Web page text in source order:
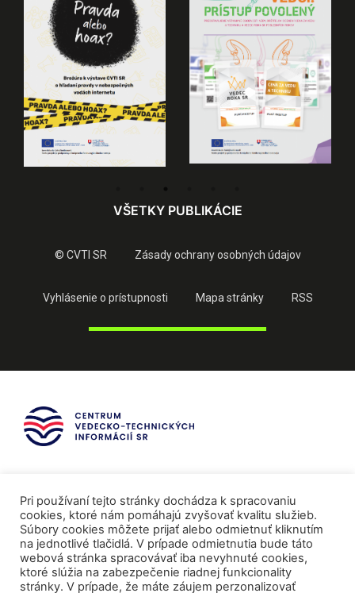
VŠETKY PUBLIKÁCIE
© CVTI SR Zásady ochrany osobných údajov
Vyhlásenie o prístupnosti Mapa stránky RSS
Pri používaní tejto stránky dochádza k spracovaniu
cookies, ktoré nám pomáhajú zvyšovať kvalitu služieb.
Súbory cookies môžete prijať alebo odmietnuť kliknutím
na jednotlivé tlačidlá. V prípade odmietnutia bude táto
webová stránka spracovávať iba nevyhnuté cookies,
ktoré slúžia na zabezpečenie riadnej funkcionality
stránky. V prípade, že máte záujem perzonalizovať